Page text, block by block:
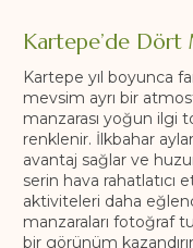
Kartepe’de Dört
Kartepe yıl boyunca
mevsim ayrı bir
manzarası yoğun ilgi
renklenir. İlkbahar
avantaj sağlar ve
serin hava rahatlatıcı
aktiviteleri daha
manzaraları fotoğraf
bir görünüm